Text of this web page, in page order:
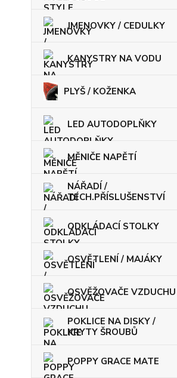
JMENOVKY / CEDULKY
KANYSTRY NA VODU
PLYŠ / KOŽENKA
LED AUTODOPLŇKY
MĚNIČE NAPĚTÍ
NÁŘADÍ /
TECH.PŘÍSLUŠENSTVÍ
ODKLÁDACÍ STOLKY
OSVĚTLENÍ / MAJÁKY
OSVĚŽOVAČE VZDUCHU
POKLICE NA DISKY /
KRYTY ŠROUBŮ
POPPY GRACE MATE